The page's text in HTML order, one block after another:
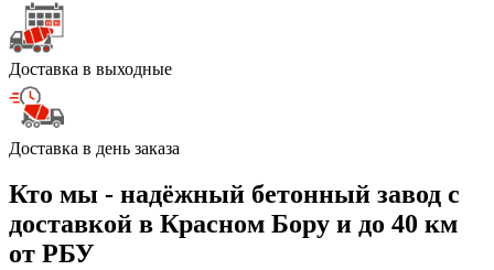
Доставка в выходные
Доставка в день заказа
Кто мы - надёжный бетонный завод с
доставкой в Красном Бору и до 40 км
от РБУ